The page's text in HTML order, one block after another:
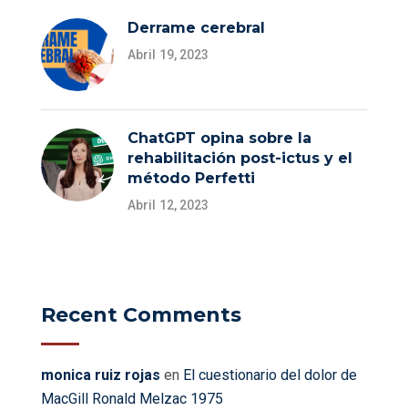
Derrame cerebral
Abril 19, 2023
ChatGPT opina sobre la
rehabilitación post-ictus y el
método Perfetti
Abril 12, 2023
Recent Comments
monica ruiz rojas en El cuestionario del dolor de
MacGill Ronald Melzac 1975